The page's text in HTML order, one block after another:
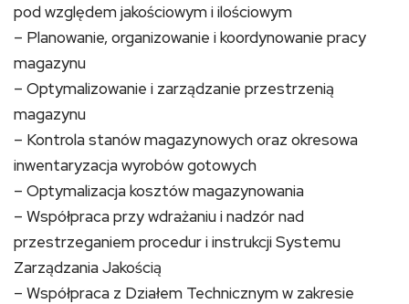
pod względem jakościowym i ilościowym
– Planowanie, organizowanie i koordynowanie pracy
magazynu
– Optymalizowanie i zarządzanie przestrzenią
magazynu
– Kontrola stanów magazynowych oraz okresowa
inwentaryzacja wyrobów gotowych
– Optymalizacja kosztów magazynowania
– Współpraca przy wdrażaniu i nadzór nad
przestrzeganiem procedur i instrukcji Systemu
Zarządzania Jakością
– Współpraca z Działem Technicznym w zakresie